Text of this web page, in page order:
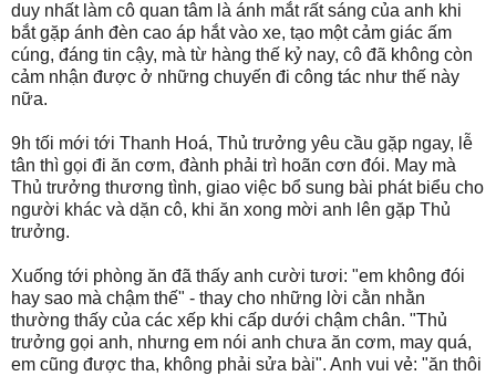
duy nhất làm cô quan tâm là ánh mắt rất sáng của anh khi
bắt gặp ánh đèn cao áp hắt vào xe, tạo một cảm giác ấm
cúng, đáng tin cậy, mà từ hàng thế kỷ nay, cô đã không còn
cảm nhận được ở những chuyến đi công tác như thế này
nữa.
9h tối mới tới Thanh Hoá, Thủ trưởng yêu cầu gặp ngay, lễ
tân thì gọi đi ăn cơm, đành phải trì hoãn cơn đói. May mà
Thủ trưởng thương tình, giao việc bổ sung bài phát biểu cho
người khác và dặn cô, khi ăn xong mời anh lên gặp Thủ
trưởng.
Xuống tới phòng ăn đã thấy anh cười tươi: "em không đói
hay sao mà chậm thế" - thay cho những lời cằn nhằn
thường thấy của các xếp khi cấp dưới chậm chân. "Thủ
trưởng gọi anh, nhưng em nói anh chưa ăn cơm, may quá,
em cũng được tha, không phải sửa bài". Anh vui vẻ: "ăn thôi